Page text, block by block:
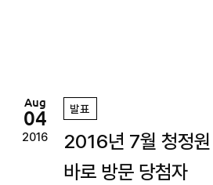
Aug
04
2016
발표
2016년 7월 청정
바로 방문 당첨자